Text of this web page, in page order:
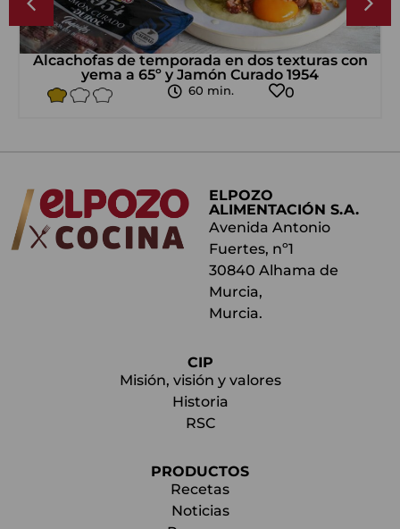
Alcachofas de temporada en dos texturas con
yema a 65º y Jamón Curado 1954
60 min. 0
ELPOZO
ALIMENTACIÓN S.A.
Avenida Antonio
Fuertes, nº1
30840 Alhama de
Murcia,
Murcia.
CIP
Misión, visión y valores
Historia
RSC
PRODUCTOS
Recetas
Noticias